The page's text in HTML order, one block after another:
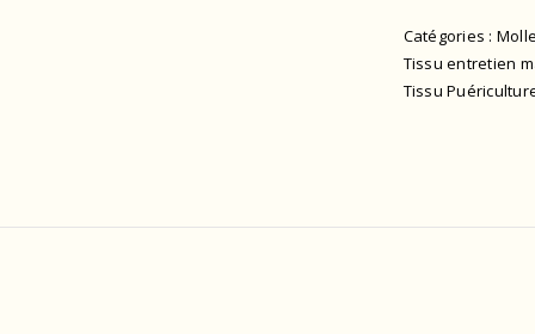
Catégories :
Tissu entretien
Tissu